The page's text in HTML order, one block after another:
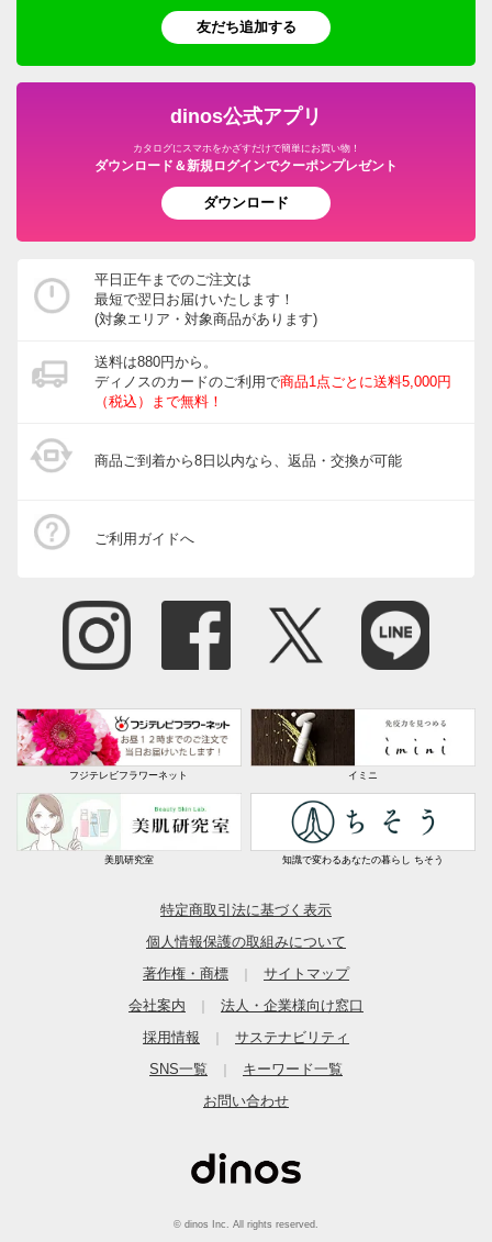
友だち追加する
dinos公式アプリ
カタログにスマホをかざすだけで簡単にお買い物！
ダウンロード＆新規ログインでクーポンプレゼント
ダウンロード
平日正午までのご注文は
最短で翌日お届けいたします！
(対象エリア・対象商品があります)
送料は880円から。
ディノスのカードのご利用で商品1点ごとに送料5,000円
（税込）まで無料！
商品ご到着から8日以内なら、返品・交換が可能
ご利用ガイドへ
フジテレビフラワーネット イミニ
美肌研究室 知識で変わるあなたの暮らし ちそう
特定商取引法に基づく表示
個人情報保護の取組みについて
著作権・商標
｜
サイトマップ
会社案内
｜
法人・企業様向け窓口
採用情報
｜
サステナビリティ
SNS一覧
｜
キーワード一覧
お問い合わせ
© dinos Inc. All rights reserved.